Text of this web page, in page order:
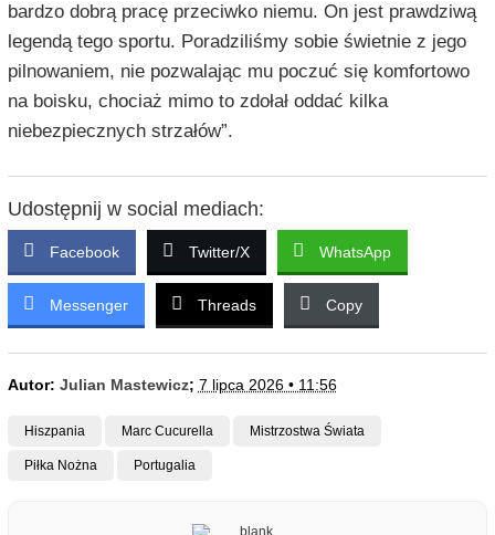
bardzo dobrą pracę przeciwko niemu. On jest prawdziwą
legendą tego sportu. Poradziliśmy sobie świetnie z jego
pilnowaniem, nie pozwalając mu poczuć się komfortowo
na boisku, chociaż mimo to zdołał oddać kilka
niebezpiecznych strzałów”.
Udostępnij w social mediach:
Facebook Twitter/X WhatsApp
Messenger Threads Copy
Autor: Julian Mastewicz; 7 lipca 2026 • 11:56
Hiszpania Marc Cucurella Mistrzostwa Świata
Piłka Nożna Portugalia